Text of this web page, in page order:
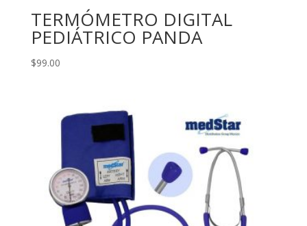
TERMÓMETRO DIGITAL
PEDIÁTRICO PANDA
$99.00